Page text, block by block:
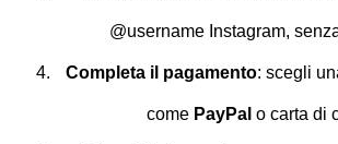
@username Instagram,
Completa il pagamento: scegli
come PayPal o carta di